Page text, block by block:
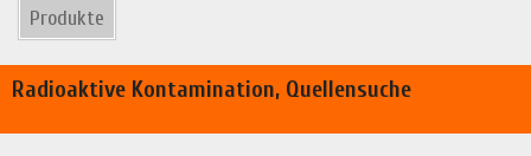
Produkte
Radioaktive Kontamination, Quellensuche